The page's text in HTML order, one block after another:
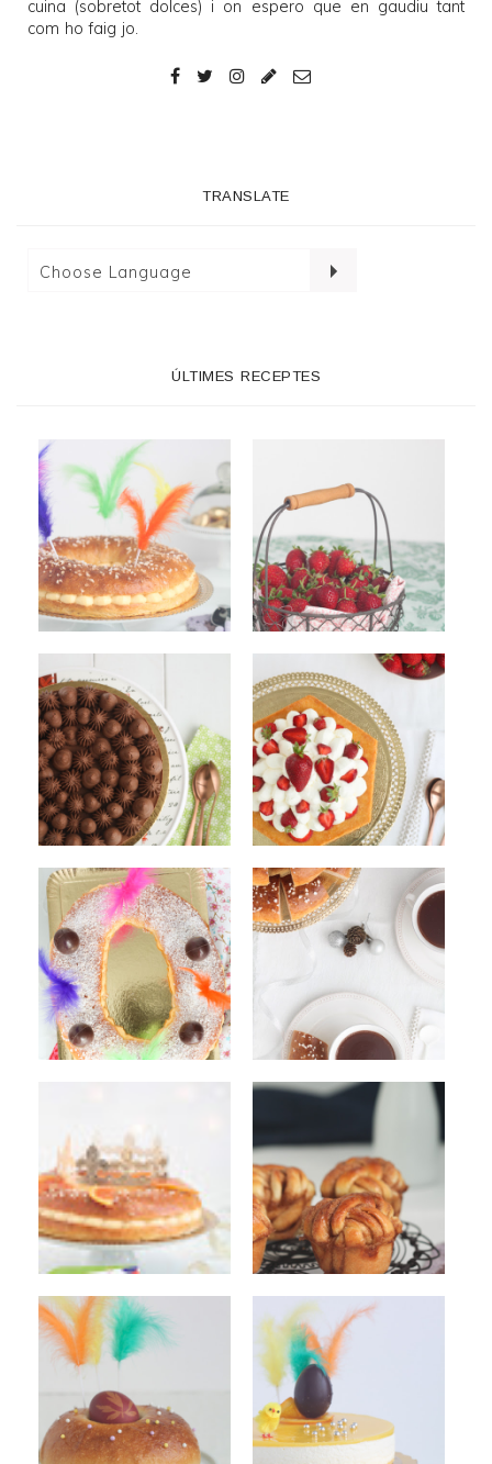
cuina (sobretot dolces) i on espero que en gaudiu tant
com ho faig jo.
TRANSLATE
ÚLTIMES RECEPTES